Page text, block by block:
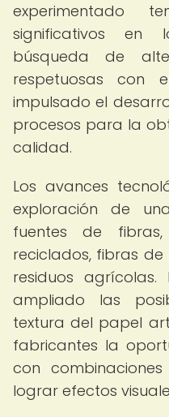
experimentado
significativos en
búsqueda de
respetuosas con
impulsado el
procesos para la
calidad.
Los avances
exploración de
fuentes de fibras,
reciclados, fibras
residuos agrícolas.
ampliado las
textura del papel
fabricantes la
con
lograr efectos